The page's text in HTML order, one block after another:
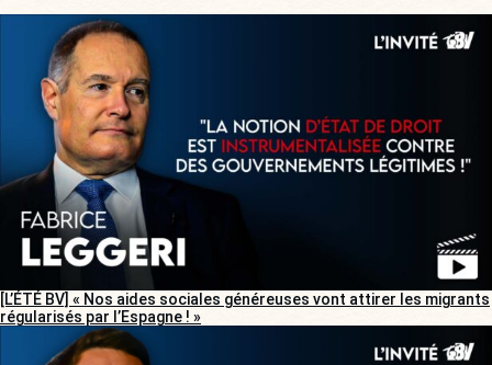
[L’ÉTÉ BV] « Nos aides sociales généreuses vont attirer les migrants
régularisés par l’Espagne ! »